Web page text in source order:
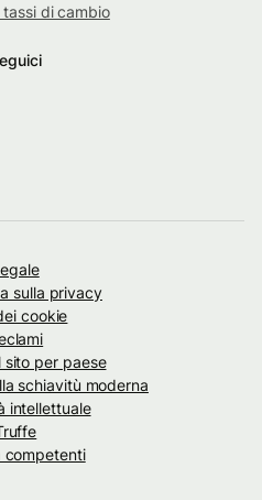
di cambio
sulla privacy
cookie
sito per paese
schiavitù moderna
intellettuale
competenti